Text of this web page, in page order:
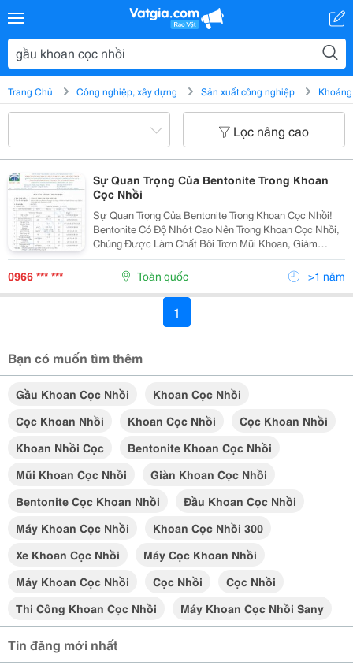
Trang Chủ Công nghiệp, xây dựng Sản xuất công nghiệp
Lọc nâng cao
Sự Quan Trọng Của Bentonite Trong Khoan
Cọc Nhồi
Sự Quan Trọng Của Bentonite Trong Khoan Cọc Nhồi!
Bentonite Có Độ Nhớt Cao Nên Trong Khoan Cọc Nhồi,
Chúng Được Làm Chất Bôi Trơn Mũi Khoan, Giảm
Moment Xoắn Cho Gầu Khoan Cọc Nhồi. Dung Dịch
Bentonite Có Tính Trương Nở Lên Tạo Áp Lực Cân
Bằng...
0966 *** *** Toàn quốc >1 năm
1
Bạn có muốn tìm thêm
Gầu Khoan Cọc Nhồi
Khoan Cọc Nhồi
Cọc Khoan Nhồi
Khoan Cọc Nhồi
Cọc Khoan Nhồi
Khoan Nhồi Cọc
Bentonite Khoan Cọc Nhồi
Mũi Khoan Cọc Nhồi
Giàn Khoan Cọc Nhồi
Bentonite Cọc Khoan Nhồi
Đầu Khoan Cọc Nhồi
Máy Khoan Cọc Nhồi
Khoan Cọc Nhồi 300
Xe Khoan Cọc Nhồi
Máy Cọc Khoan Nhồi
Máy Khoan Cọc Nhồi
Cọc Nhồi
Cọc Nhồi
Thi Công Khoan Cọc Nhồi
Máy Khoan Cọc Nhồi Sany
Tin đăng mới nhất